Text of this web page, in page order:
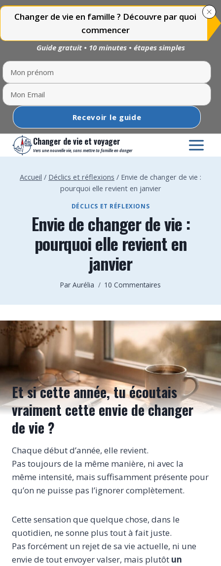
Aller
Changer de vie et voyager
Vers une nouvelle vie, sans mettre ta famille en danger
Accueil / Déclics et réflexions / Envie de changer de vie :
pourquoi elle revient en janvier
DÉCLICS ET RÉFLEXIONS
Envie de changer de vie :
pourquoi elle revient en
janvier
Par Aurélia 10 Commentaires
Et si cette année, tu écoutais
vraiment cette envie de changer
de vie ?
Chaque début d’année, elle revient.
Pas toujours de la même manière, ni avec la
même intensité, mais suffisamment présente pour
qu’on ne puisse pas l’ignorer complètement.
Cette sensation que quelque chose, dans le
quotidien, ne sonne plus tout à fait juste.
Pas forcément un rejet de sa vie actuelle, ni une
envie de tout envoyer valser, mais plutôt un
Changer de vie en famille ? Découvre par quoi
commencer
Guide gratuit • 10 minutes • étapes simples
Recevoir le guide